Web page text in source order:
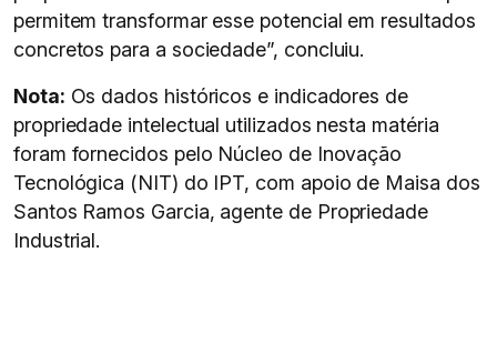
permitem transformar esse potencial em resultados
concretos para a sociedade”, concluiu.
Nota: Os dados históricos e indicadores de
propriedade intelectual utilizados nesta matéria
foram fornecidos pelo Núcleo de Inovação
Tecnológica (NIT) do IPT, com apoio de Maisa dos
Santos Ramos Garcia, agente de Propriedade
Industrial.